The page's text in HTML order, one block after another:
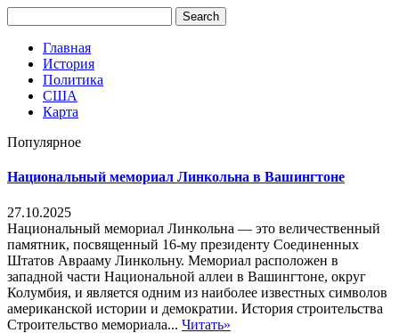
Главная
История
Политика
США
Карта
Популярное
Национальный мемориал Линкольна в Вашингтоне
27.10.2025
Национальный мемориал Линкольна — это величественный
памятник, посвященный 16-му президенту Соединенных
Штатов Аврааму Линкольну. Мемориал расположен в
западной части Национальной аллеи в Вашингтоне, округ
Колумбия, и является одним из наиболее известных символов
американской истории и демократии. История строительства
Строительство мемориала... Читать»